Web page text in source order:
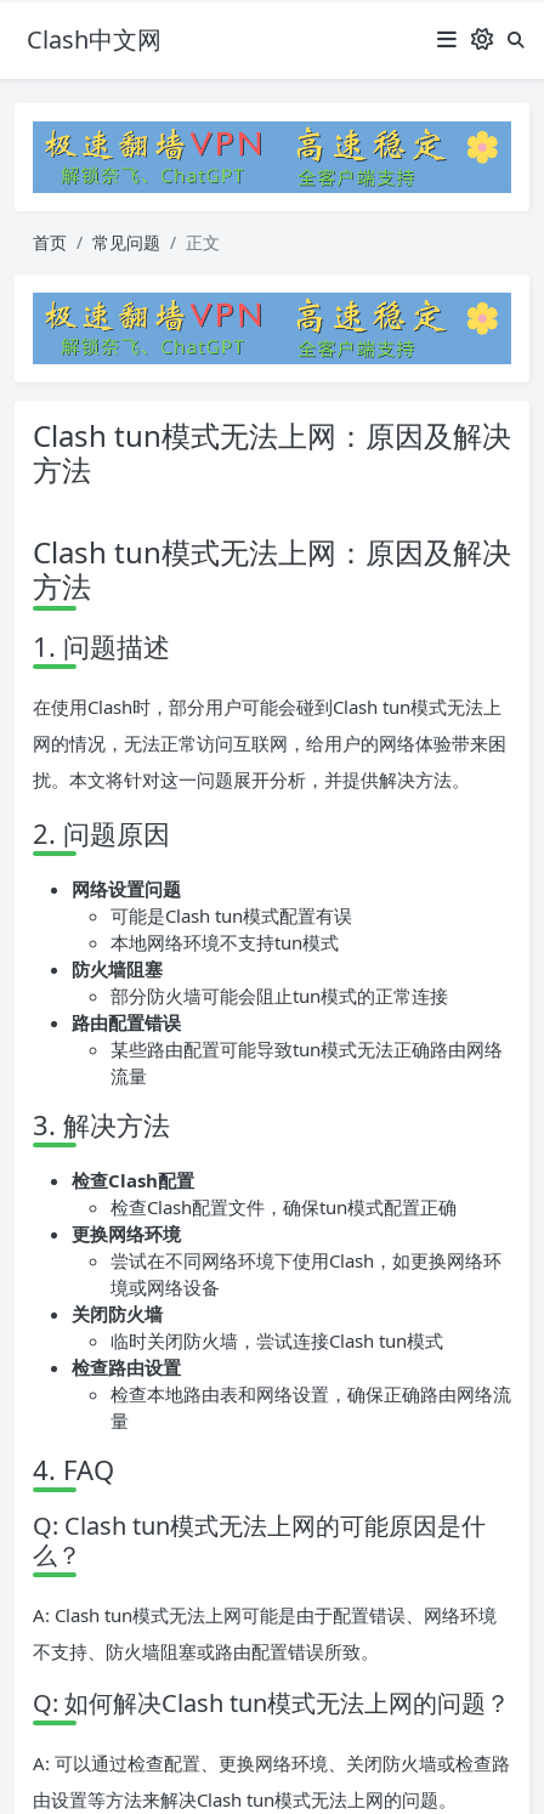
Clash中文网
首页 常见问题 正文
Clash tun模式无法上网：原因及解决
方法
Clash tun模式无法上网：原因及解决
方法
1. 问题描述
在使用Clash时，部分用户可能会碰到Clash tun模式无法上
网的情况，无法正常访问互联网，给用户的网络体验带来困
扰。本文将针对这一问题展开分析，并提供解决方法。
2. 问题原因
网络设置问题
可能是Clash tun模式配置有误
本地网络环境不支持tun模式
防火墙阻塞
部分防火墙可能会阻止tun模式的正常连接
路由配置错误
某些路由配置可能导致tun模式无法正确路由网络
流量
3. 解决方法
检查Clash配置
检查Clash配置文件，确保tun模式配置正确
更换网络环境
尝试在不同网络环境下使用Clash，如更换网络环
境或网络设备
关闭防火墙
临时关闭防火墙，尝试连接Clash tun模式
检查路由设置
检查本地路由表和网络设置，确保正确路由网络流
量
4. FAQ
Q: Clash tun模式无法上网的可能原因是什
么？
A: Clash tun模式无法上网可能是由于配置错误、网络环境
不支持、防火墙阻塞或路由配置错误所致。
Q: 如何解决Clash tun模式无法上网的问题？
A: 可以通过检查配置、更换网络环境、关闭防火墙或检查路
由设置等方法来解决Clash tun模式无法上网的问题。